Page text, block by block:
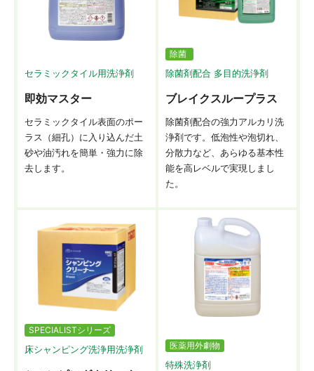
セラミックタイル用洗浄剤
即効マスター
セラミックタイル表面のポー
ラス（細孔）に入り込んだ土
砂や油汚れを簡単・強力に除
去します。
除菌
除菌剤配合 多目的洗浄剤
ブレイクスループラス
除菌剤配合の強力アルカリ洗
浄剤です。低泡性や泡切れ、
分散力など、あらゆる基本性
能を高レベルで実現しまし
た。
SPECIALISTシリーズ
床シャンピング洗浄用洗浄剤 医薬用外劇物
特殊洗浄剤